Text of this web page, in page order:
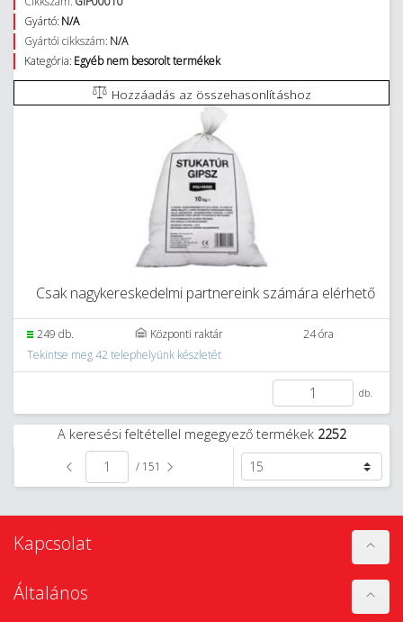
Gyártó: N/A
Gyártói cikkszám: N/A
Kategória: Egyéb nem besorolt termékek
Hozzáadás az összehasonlításhoz
Csak nagykereskedelmi partnereink számára elérhető
249 db. Központi raktár
24 óra
Tekintse meg 42 telephelyünk készletét
db.
A keresési feltétellel megegyező termékek 2252
/ 151
Kapcsolat
Általános